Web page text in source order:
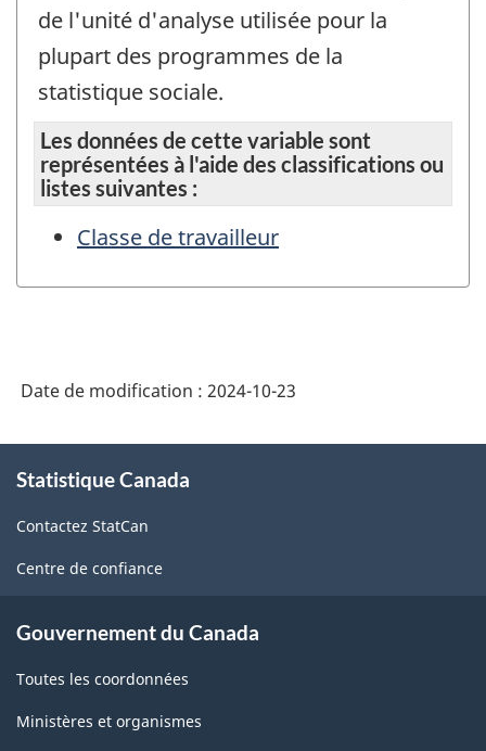
de l'unité d'analyse utilisée pour la
plupart des programmes de la
statistique sociale.
Les données de cette variable sont
représentées à l'aide des classifications ou
listes suivantes :
Classe de travailleur
Date de modification : 2024-10-23
propos
ce
site
Statistique Canada
Contactez StatCan
Centre de confiance
Gouvernement du Canada
Toutes les coordonnées
Ministères et organismes